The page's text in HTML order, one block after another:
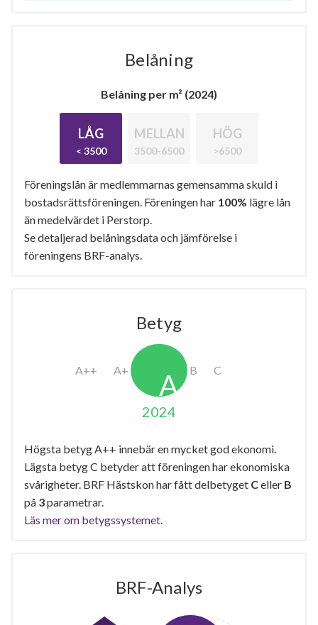
Belåning
Belåning per m² (2024)
LÅG
< 3500
MELLAN
3500-6500
HÖG
>6500
Föreningslån är medlemmarnas gemensamma skuld i
bostadsrättsföreningen. Föreningen har 100% lägre lån
än medelvärdet i Perstorp.
Se detaljerad belåningsdata och jämförelse i
föreningens BRF-analys.
Betyg
2024
Högsta betyg A++ innebär en mycket god ekonomi.
Lägsta betyg C betyder att föreningen har ekonomiska
svårigheter. BRF Hästskon har fått delbetyget Celler B
på 3parametrar.
Läs mer om betygssystemet.
BRF-Analys